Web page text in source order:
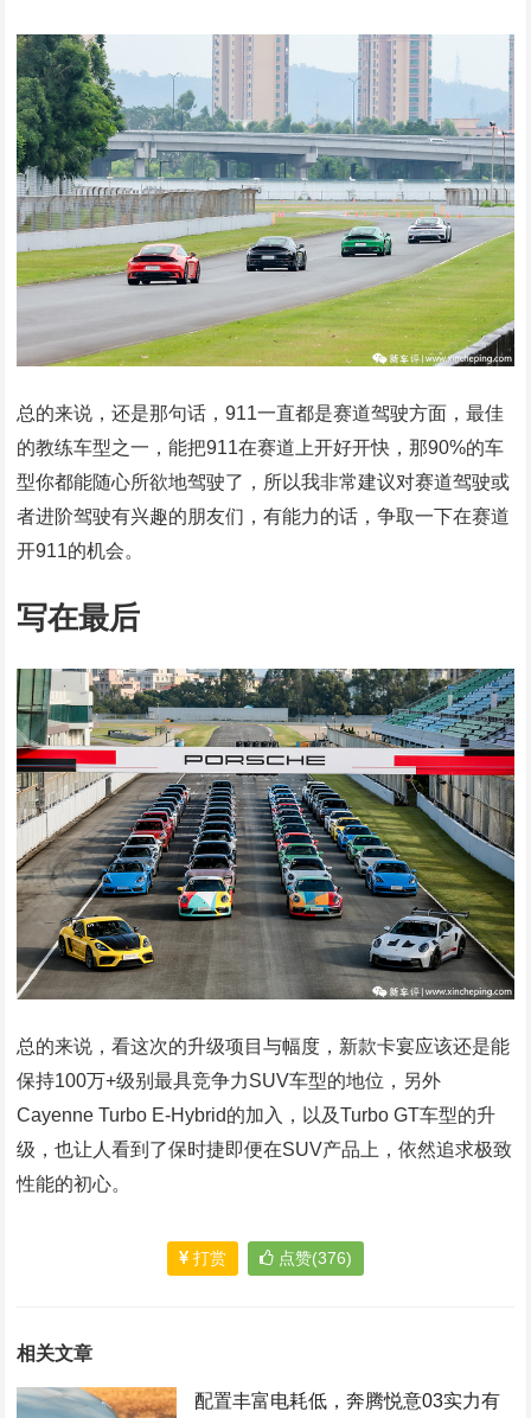
总的来说，还是那句话，911一直都是赛道驾驶方面，最佳
的教练车型之一，能把911在赛道上开好开快，那90%的车
型你都能随心所欲地驾驶了，所以我非常建议对赛道驾驶或
者进阶驾驶有兴趣的朋友们，有能力的话，争取一下在赛道
开911的机会。
写在最后
总的来说，看这次的升级项目与幅度，新款卡宴应该还是能
保持100万+级别最具竞争力SUV车型的地位，另外
Cayenne Turbo E-Hybrid的加入，以及Turbo GT车型的升
级，也让人看到了保时捷即便在SUV产品上，依然追求极致
性能的初心。
打赏 点赞(376)
相关文章
配置丰富电耗低，奔腾悦意03实力有